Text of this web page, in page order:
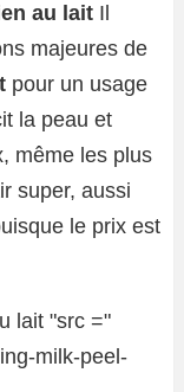
au lait Il
majeures de
pour un usage
la peau et
même les plus
super, aussi
le prix est